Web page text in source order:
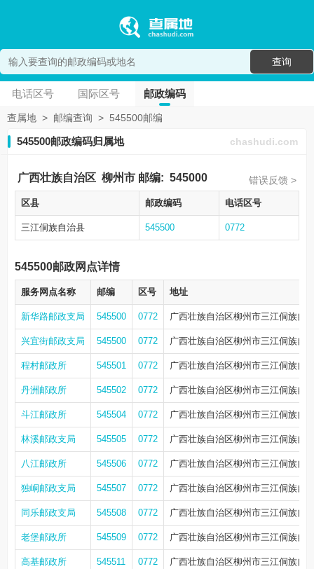
查询
电话区号 国际区号 邮政编码
查属地 > 邮编查询 > 545500邮编
545500邮政编码归属地 chashudi.com
广西壮族自治区 柳州市 邮编: 545000 错误反馈 >
区县 邮政编码 电话区号
三江侗族自治县 545500 0772
545500邮政网点详情
服务网点名称 邮编 区号 地址
新华路邮政支局 545500 0772 广西壮族自治区柳州市三江侗族自
兴宜街邮政支局 545500 0772 广西壮族自治区柳州市三江侗族自
程村邮政所 545501 0772 广西壮族自治区柳州市三江侗族自
丹洲邮政所 545502 0772 广西壮族自治区柳州市三江侗族自
斗江邮政所 545504 0772 广西壮族自治区柳州市三江侗族自
林溪邮政支局 545505 0772 广西壮族自治区柳州市三江侗族自
八江邮政所 545506 0772 广西壮族自治区柳州市三江侗族自
独峒邮政支局 545507 0772 广西壮族自治区柳州市三江侗族自
同乐邮政支局 545508 0772 广西壮族自治区柳州市三江侗族自
老堡邮政所 545509 0772 广西壮族自治区柳州市三江侗族自
高基邮政所 545511 0772 广西壮族自治区柳州市三江侗族自